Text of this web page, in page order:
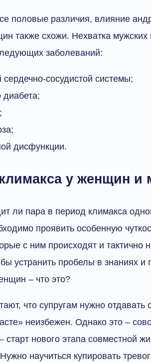
половые различия, влияние
также схожи. Нехватка
заболеваний:
сердечно-сосудистой системы;
диабета;
дисфункции.
у женщин и
ли пара в период климакса
проявить особенную
с ним происходят и тактично
устранить пробелы в знаниях и
– что это?
что супругам нужно отдавать
неизбежен. Однако это –
старт нового этапа совместной
научиться купировать